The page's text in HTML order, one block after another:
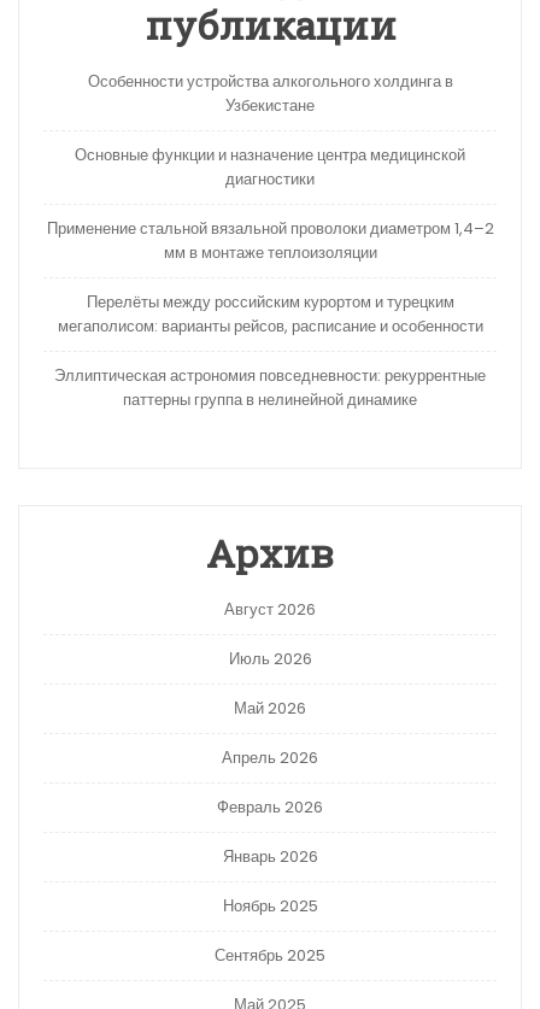
публикации
Особенности устройства алкогольного холдинга в
Узбекистане
Основные функции и назначение центра медицинской
диагностики
Применение стальной вязальной проволоки диаметром 1,4–2
мм в монтаже теплоизоляции
Перелёты между российским курортом и турецким
мегаполисом: варианты рейсов, расписание и особенности
Эллиптическая астрономия повседневности: рекуррентные
паттерны группа в нелинейной динамике
Архив
Август 2026
Июль 2026
Май 2026
Апрель 2026
Февраль 2026
Январь 2026
Ноябрь 2025
Сентябрь 2025